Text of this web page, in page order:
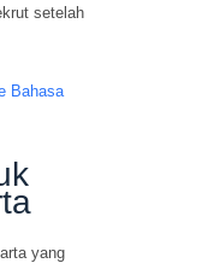
setelah
Bahasa
yang